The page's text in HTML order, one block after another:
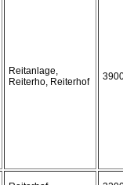
Reitanlage,
Reiterho, Reiterhof